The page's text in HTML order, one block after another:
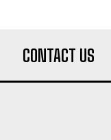
CONTACT US